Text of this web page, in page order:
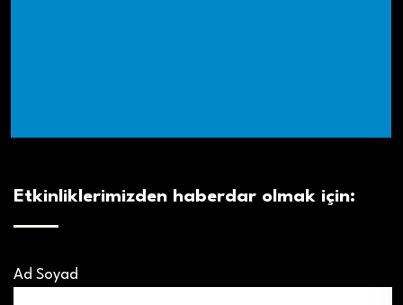
Etkinliklerimizden haberdar olmak için:
Ad Soyad